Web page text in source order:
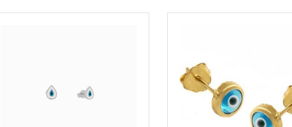
έχει
μπορούν
να
επιλεγούν